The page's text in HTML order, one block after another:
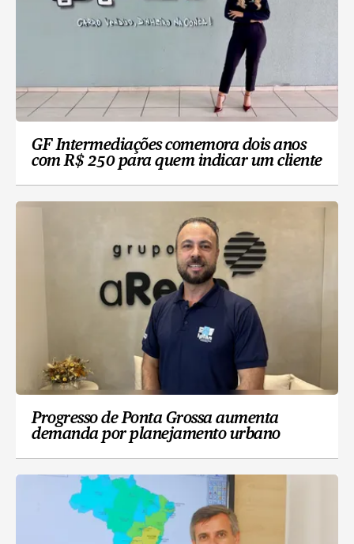
GF Intermediações comemora dois anos
com R$ 250 para quem indicar um cliente
Progresso de Ponta Grossa aumenta
demanda por planejamento urbano